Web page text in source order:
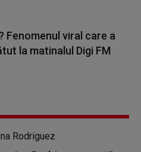
Fenomenul viral care a
la matinalul Digi FM